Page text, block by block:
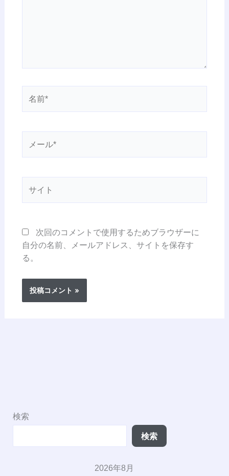
*
次回のコメントで使用するためブラウザーに
自分の名前、メールアドレス、サイトを保存す
る。
検索
検索
2026年8月